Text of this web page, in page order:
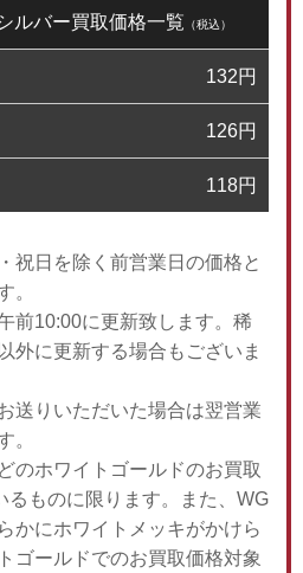
ルバー買取価格一覧 （税込）
132円
126円
118円
祝日を除く前営業日の価格と
。
前10:00に更新致します。稀
外に更新する場合もございま
送りいただいた場合は翌営業
。
のホワイトゴールドのお買取
るものに限ります。また、WG
かにホワイトメッキがかけら
ゴールドでのお買取価格対象